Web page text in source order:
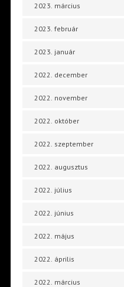
2023. március
2023. február
2023. január
2022. december
2022. november
2022. október
2022. szeptember
2022. augusztus
2022. július
2022. június
2022. május
2022. április
2022. március